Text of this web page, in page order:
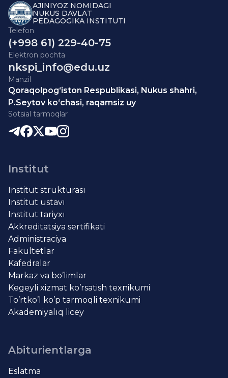
AJINIYOZ NOMIDAGI
NUKUS DAVLAT
PEDAGOGIKA INSTITUTI
Telefon
(+998 61) 229-40-75
Elektron pochta
nkspi_info@edu.uz
Manzil
Qoraqolpog‘iston Respublikasi, Nukus shahri,
P.Seytov ko‘chasi, raqamsiz uy
Sotsial tarmoqlar
Institut
Institut strukturası
Institut ustavı
Institut tariyxı
Akkreditatsiya sertifikati
Administraciya
Fakultetlar
Kafedralar
Markaz va bo’limlar
Kegeyli xizmat ko’rsatish texnikumi
To’rtko’l ko’p tarmoqli texnikumi
Akademiyalıq licey
Abiturientlarga
Eslatma